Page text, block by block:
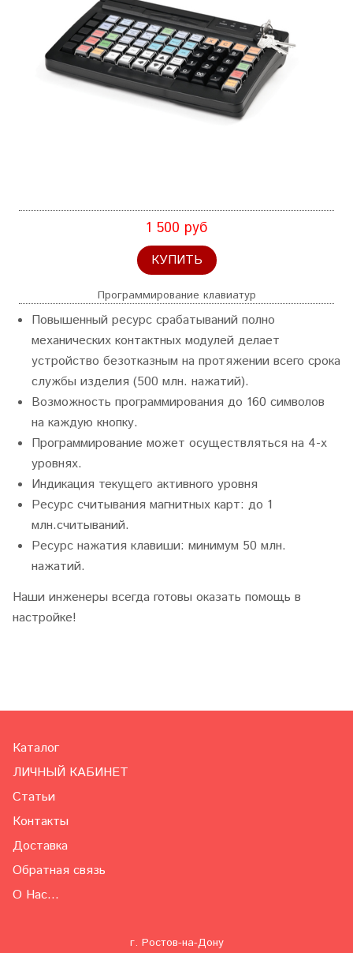
1 500 руб
КУПИТЬ
Программирование клавиатур
Повышенный ресурс срабатываний полно
механических контактных модулей делает
устройство безотказным на протяжении всего срока
службы изделия (500 млн. нажатий).
Возможность программирования до 160 символов
на каждую кнопку.
Программирование может осуществляться на 4-х
уровнях.
Индикация текущего активного уровня
Ресурс считывания магнитных карт: до 1
млн.считываний.
Ресурс нажатия клавиши: минимум 50 млн.
нажатий.
Наши инженеры всегда готовы оказать помощь в
настройке!
Каталог
ЛИЧНЫЙ КАБИНЕТ
Статьи
Контакты
Доставка
Обратная связь
О Нас...
г. Ростов-на-Дону